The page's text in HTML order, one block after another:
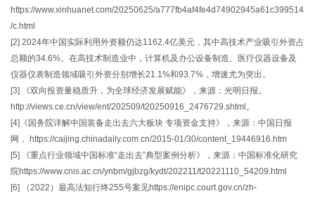
https://www.xinhuanet.com/20250625/a777fb4af4fe4d74902945a61c399514
/c.html
[2] 2024年中国实际利用外资额仍达1162.4亿美元，其中高技术产业吸引外资占
总额的34.6%。在高技术制造业中，计算机及办公设备制造、医疗仪器设备及
仪器仪表制造领域吸引外资分别增长21.1%和93.7%，增速尤为突出。
[3] 《双向投资量稳质升，为全球经济发展赋能》，来源：光明日报。
http://views.ce.cn/view/ent/202509/t20250916_2476729.shtml。
[4]《国务院详解中国装备走出去六大板块 专项资金支持》，来源：中国日报
网， https://caijing.chinadaily.com.cn/2015-01/30/content_19446916.htm
[5] 《重点行业领域中国标准“走出去”典型案例分析》，来源：中国标准化研究
院https://www.cnis.ac.cn/ynbm/gjbzg/kydt/202211/t20221110_54209.html
[6] （2022）最高法知行终255号案见https://enipc.court.gov.cn/zh-